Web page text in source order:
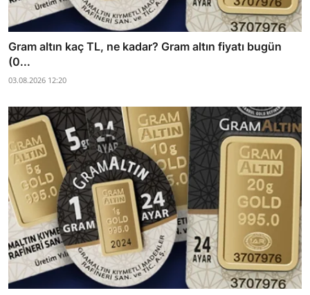
Gram altın kaç TL, ne kadar? Gram altın fiyatı bugün
(0...
03.08.2026 12:20